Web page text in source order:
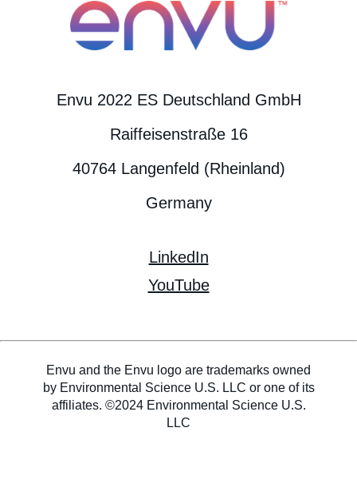
Envu 2022 ES Deutschland GmbH
Raiffeisenstraße 16
40764 Langenfeld (Rheinland)
Germany
LinkedIn
YouTube
Envu and the Envu logo are trademarks owned
by Environmental Science U.S. LLC or one of its
affiliates. ©2024 Environmental Science U.S.
LLC